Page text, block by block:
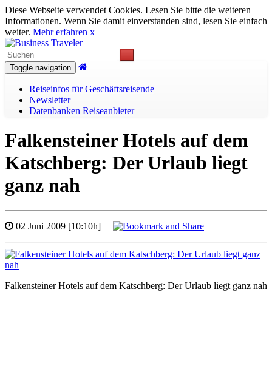
Diese Webseite verwendet Cookies. Lesen Sie bitte die weiteren
Informationen. Wenn Sie damit einverstanden sind, lesen Sie einfach
weiter. Mehr erfahren x
Toggle navigation
Reiseinfos für Geschäftsreisende
Newsletter
Datenbanken Reiseanbieter
Falkensteiner Hotels auf dem
Katschberg: Der Urlaub liegt
ganz nah
02 Juni 2009 [10:10h]
Falkensteiner Hotels auf dem Katschberg: Der Urlaub liegt ganz nah